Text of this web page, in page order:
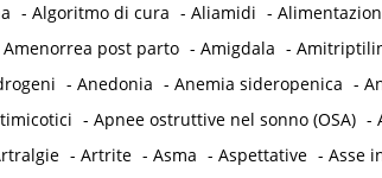
- Algoritmo di cura - Aliamidi -
Amenorrea post parto - Amigdala -
- Anedonia - Anemia sideropenica -
- Apnee ostruttive nel sonno (OSA) -
- Artrite - Asma - Aspettative - Asse